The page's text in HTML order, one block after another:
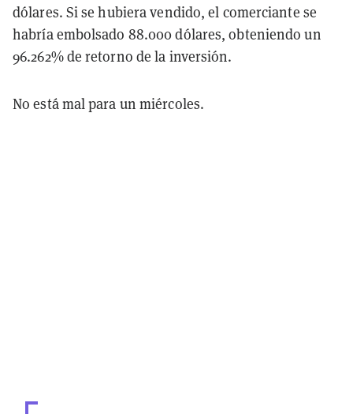
dólares. Si se hubiera vendido, el comerciante se
habría embolsado 88.000 dólares, obteniendo un
96.262% de retorno de la inversión.
No está mal para un miércoles.